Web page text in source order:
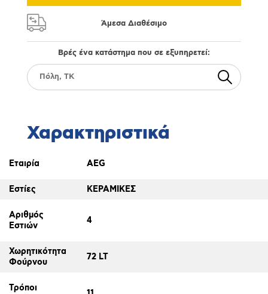
Άμεσα Διαθέσιμο
Βρές ένα κατάστημα που σε εξυπηρετεί:
Χαρακτηριστικά
Εταιρία AEG
Εστίες ΚΕΡΑΜΙΚΕΣ
Αριθμός
Εστιών
4
Χωρητικότητα
Φούρνου
72 LT
Τρόποι